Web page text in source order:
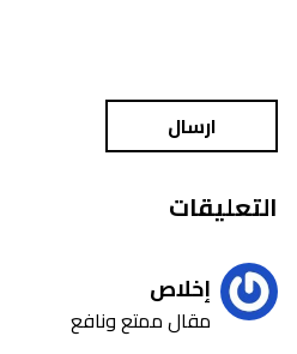
ارسال
التعليقات
إخلاص
مقال ممتع ونافع